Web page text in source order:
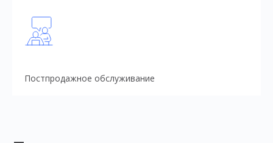
Постпродажное обслуживание